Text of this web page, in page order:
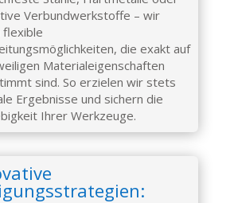
Verbundwerkstoffe – wir
die exakt auf
Materialeigenschaften
sind. So erzielen wir stets
Ergebnisse und sichern die
Ihrer Werkzeuge.